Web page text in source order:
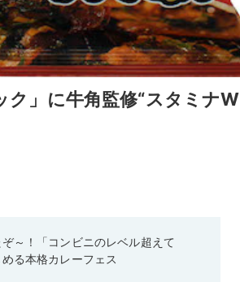
ク」に牛角監修“スタミナW
～！「コンビニのレベル超えて
る本格カレーフェス